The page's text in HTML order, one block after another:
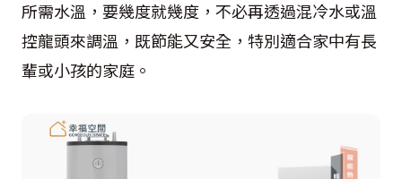
所需水溫，要幾度就幾度，不必再透過混冷水或溫
控龍頭來調溫，既節能又安全，特別適合家中有長
輩或小孩的家庭。